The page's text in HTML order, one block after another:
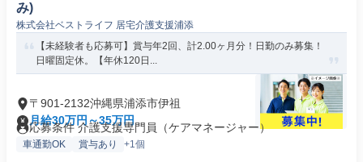
み)
株式会社ベストライフ 居宅介護支援浦添
【未経験者も応募可】賞与年2回、計2.00ヶ月分！日勤のみ募集！
日曜固定休。【年休120日...
〒901-2132沖縄県浦添市伊祖
月給30万円～35万円
応募条件 介護支援専門員（ケアマネージャー）
車通勤OK 賞与あり +1個